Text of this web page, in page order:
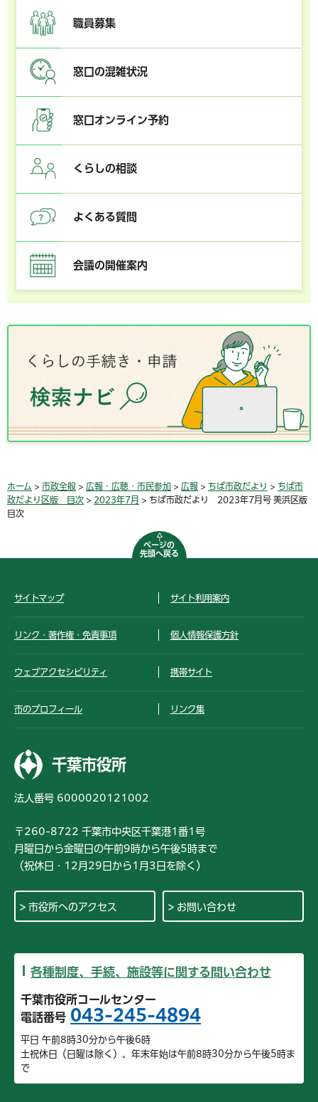
職員募集
窓口の混雑状況
窓口オンライン予約
くらしの相談
よくある質問
会議の開催案内
ホーム > 市政全般 > 広報・広聴・市民参加 > 広報 > ちば市政だより > ちば市
政だより区版 目次 > 2023年7月 > ちば市政だより 2023年7月号 美浜区版
目次
ページの
先頭へ戻る
サイトマップ サイト利用案内
リンク・著作権・免責事項 個人情報保護方針
ウェブアクセシビリティ 携帯サイト
市のプロフィール リンク集
千葉市役所
法人番号 6000020121002
〒260-8722 千葉市中央区千葉港1番1号
月曜日から金曜日の午前9時から午後5時まで
（祝休日・12月29日から1月3日を除く）
市役所へのアクセス お問い合わせ
各種制度、手続、施設等に関する問い合わせ
千葉市役所コールセンター
電話番号 043-245-4894
平日 午前8時30分から午後6時
土祝休日（日曜は除く）、年末年始は午前8時30分から午後5時ま
で